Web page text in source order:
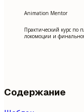
Animation Mentor
Практический курс по
локомоции и
Содержание